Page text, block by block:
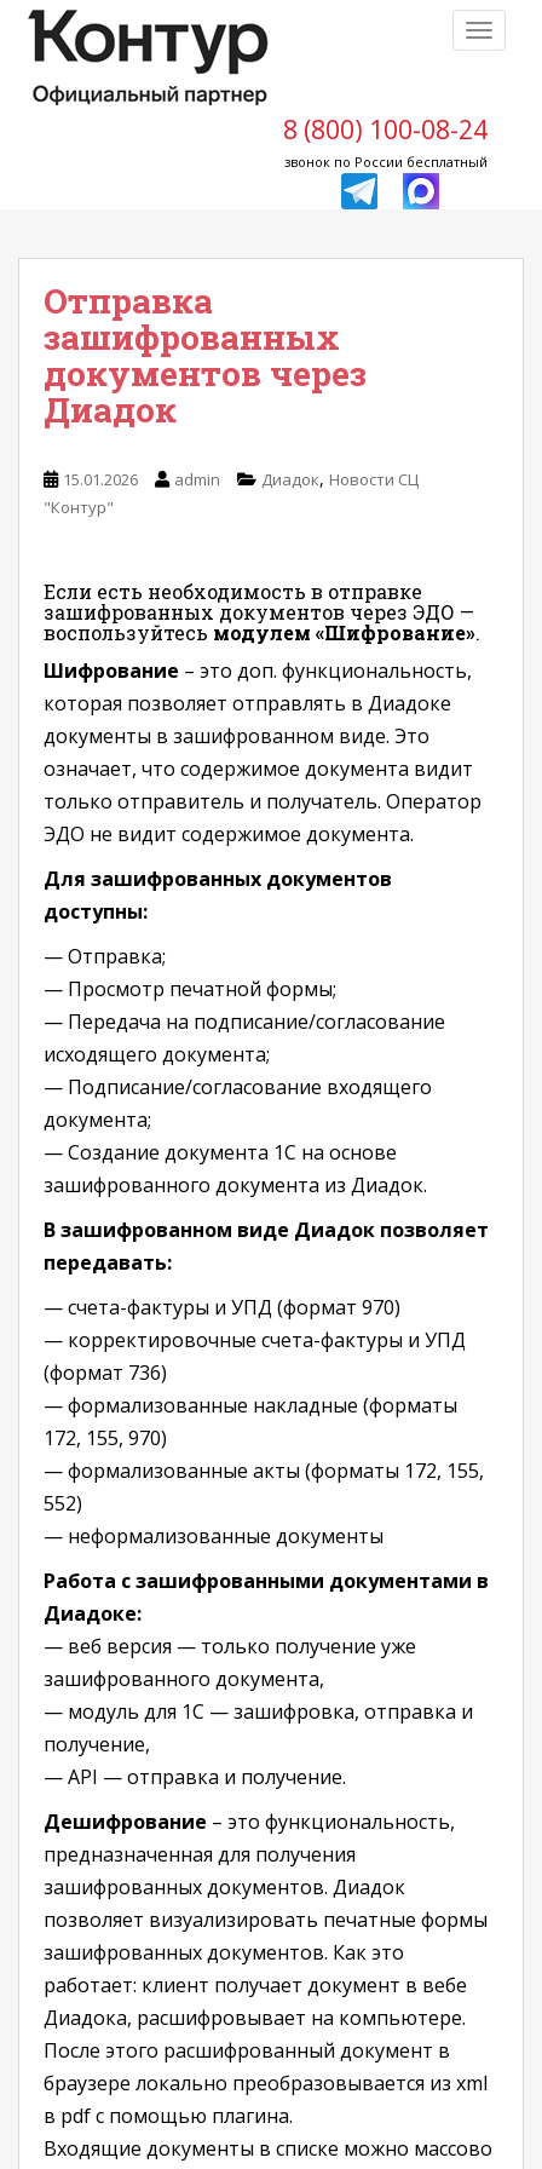
8 (800) 100-08-24
звонок по России бесплатный
Отправка
зашифрованных
документов через
Диадок
15.01.2026 admin Диадок, Новости СЦ
"Контур"
Если есть необходимость в отправке
зашифрованных документов через ЭДО —
воспользуйтесь модулем «Шифрование».
Шифрование – это доп. функциональность,
которая позволяет отправлять в Диадоке
документы в зашифрованном виде. Это
означает, что содержимое документа видит
только отправитель и получатель. Оператор
ЭДО не видит содержимое документа.
Для зашифрованных документов
доступны:
— Отправка;
— Просмотр печатной формы;
— Передача на подписание/согласование
исходящего документа;
— Подписание/согласование входящего
документа;
— Создание документа 1С на основе
зашифрованного документа из Диадок.
В зашифрованном виде Диадок позволяет
передавать:
— счета-фактуры и УПД (формат 970)
— корректировочные счета-фактуры и УПД
(формат 736)
— формализованные накладные (форматы
172, 155, 970)
— формализованные акты (форматы 172, 155,
552)
— неформализованные документы
Работа с зашифрованными документами в
Диадоке:
— веб версия — только получение уже
зашифрованного документа,
— модуль для 1С — зашифровка, отправка и
получение,
— API — отправка и получение.
Дешифрование – это функциональность,
предназначенная для получения
зашифрованных документов. Диадок
позволяет визуализировать печатные формы
зашифрованных документов. Как это
работает: клиент получает документ в вебе
Диадока, расшифровывает на компьютере.
После этого расшифрованный документ в
браузере локально преобразовывается из xml
в pdf с помощью плагина.
Входящие документы в списке можно массово